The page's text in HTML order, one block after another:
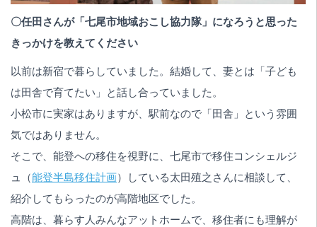
〇任田さんが「七尾市地域おこし協力隊」になろうと思った
きっかけを教えてください
以前は新宿で暮らしていました。結婚して、妻とは「子ども
は田舎で育てたい」と話し合っていました。
小松市に実家はありますが、駅前なので「田舎」という雰囲
気ではありません。
そこで、能登への移住を視野に、七尾市で移住コンシェルジ
ュ（能登半島移住計画）している太田殖之さんに相談して、
紹介してもらったのが高階地区でした。
高階は、暮らす人みんなアットホームで、移住者にも理解が